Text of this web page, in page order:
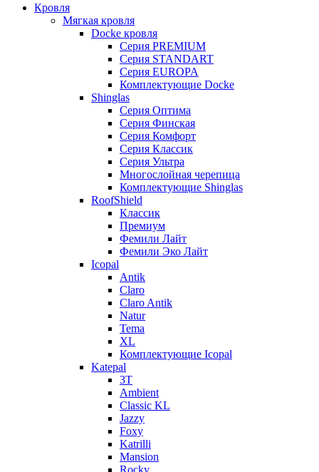
Кровля
Мягкая кровля
Docke кровля
Серия PREMIUM
Серия STANDART
Серия EUROPA
Комплектующие Docke
Shinglas
Серия Оптима
Серия Финская
Серия Комфорт
Серия Классик
Серия Ультра
Многослойная черепица
Комплектующие Shinglas
RoofShield
Классик
Премиум
Фемили Лайт
Фемили Эко Лайт
Icopal
Antik
Claro
Claro Antik
Natur
Tema
XL
Комплектующие Icopal
Katepal
3T
Ambient
Classic KL
Jazzy
Foxy
Katrilli
Mansion
Rocky